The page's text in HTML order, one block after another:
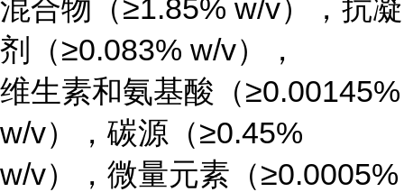
混合物（≥1.85% w/v），抗凝
剂（≥0.083% w/v），
维生素和氨基酸（≥0.00145%
w/v），碳源（≥0.45%
w/v），微量元素（≥0.0005%